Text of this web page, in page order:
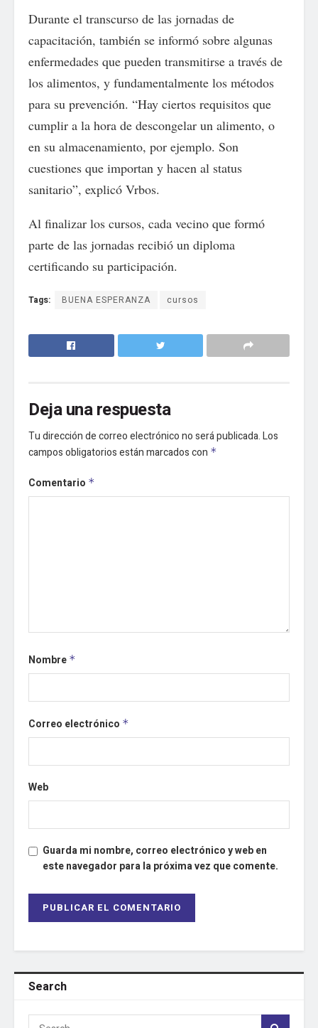
Durante el transcurso de las jornadas de
capacitación, también se informó sobre algunas
enfermedades que pueden transmitirse a través de
los alimentos, y fundamentalmente los métodos
para su prevención. “Hay ciertos requisitos que
cumplir a la hora de descongelar un alimento, o
en su almacenamiento, por ejemplo. Son
cuestiones que importan y hacen al status
sanitario”, explicó Vrbos.
Al finalizar los cursos, cada vecino que formó
parte de las jornadas recibió un diploma
certificando su participación.
Tags: BUENA ESPERANZA cursos
Deja una respuesta
Tu dirección de correo electrónico no será publicada.Los
campos obligatorios están marcados con *
Comentario *
Nombre *
Correo electrónico *
Web
Guarda mi nombre, correo electrónico y web en
este navegador para la próxima vez que comente.
Search